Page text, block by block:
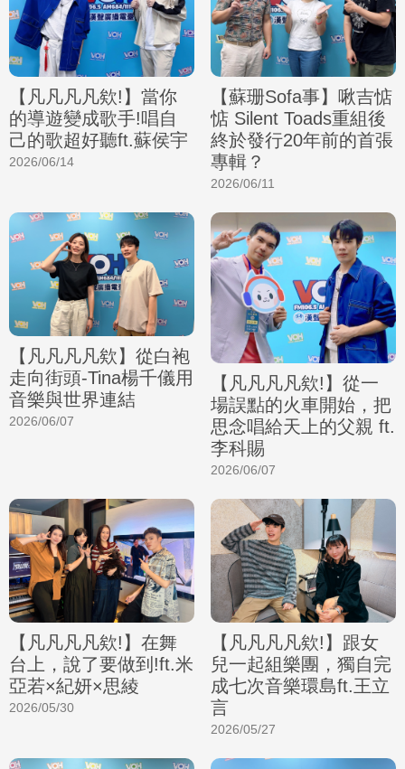
【凡凡凡凡欸!】當你
的導遊變成歌手!唱自
己的歌超好聽ft.蘇侯宇
2026/06/14
【蘇珊Sofa事】啾吉惦
惦 Silent Toads重組後
終於發行20年前的首張
專輯？
2026/06/11
【凡凡凡凡欸】從白袍
走向街頭-Tina楊千儀用
音樂與世界連結
2026/06/07
【凡凡凡凡欸!】從一
場誤點的火車開始，把
思念唱給天上的父親 ft.
李科賜
2026/06/07
【凡凡凡凡欸!】在舞
台上，說了要做到!ft.米
亞若×紀妍×思綾
2026/05/30
【凡凡凡凡欸!】跟女
兒一起組樂團，獨自完
成七次音樂環島ft.王立
言
2026/05/27